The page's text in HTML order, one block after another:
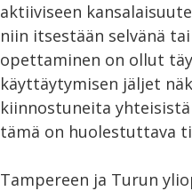
aktiiviseen
niin itsestään selvänä
opettaminen on ollut
käyttäytymisen jäljet
kiinnostuneita
tämä on huolestuttava
Tampereen ja Turun